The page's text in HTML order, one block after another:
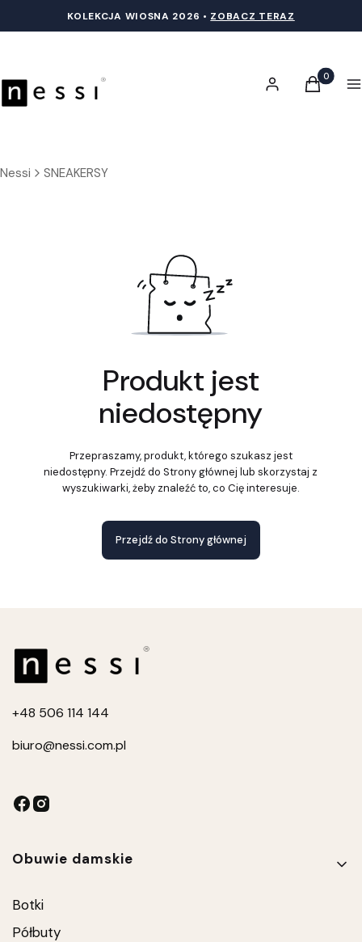
KOLEKCJA WIOSNA 2026 • ZOBACZ TERAZ
Zaloguj sięProdukty
Koszyk
Nessi SNEAKERSY
Produkt jest
niedostępny
Przepraszamy, produkt, którego szukasz jest
niedostępny. Przejdź do Strony głównej lub skorzystaj z
wyszukiwarki, żeby znaleźć to, co Cię interesuje.
Przejdź do Strony głównej
+48 506 114 144
biuro@nessi.com.pl
Linki w stopce
Obuwie damskie
Botki
Półbuty